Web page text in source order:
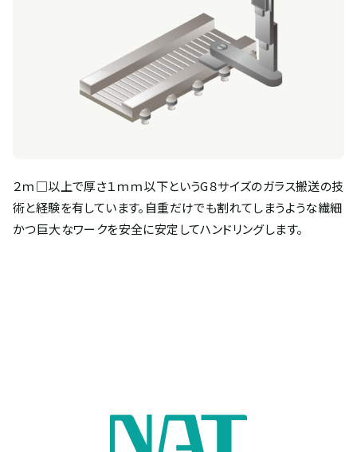
２ｍ□以上で厚さ１ｍｍ以下というG８サイズのガラス搬送の技
術と経験を有しています。自重だけでも割れてしまうような繊細
かつ巨大なワークを安全に安定してハンドリングします。